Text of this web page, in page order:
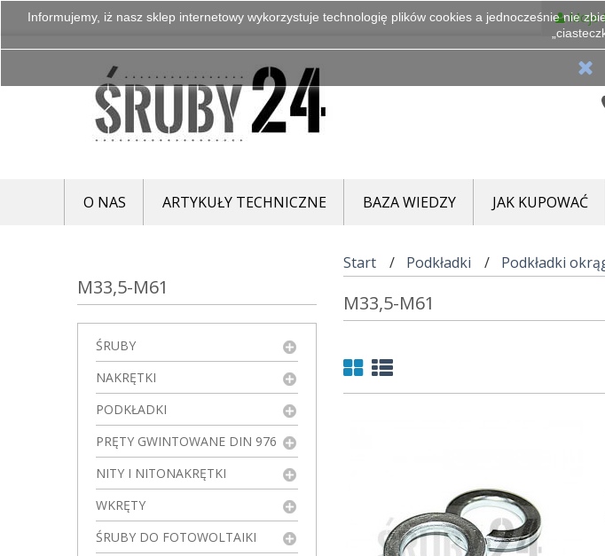
Moje
O NAS ARTYKUŁY TECHNICZNE BAZA WIEDZY JAK KUPOWAĆ
M33,5-M61
ŚRUBY
NAKRĘTKI
PODKŁADKI
PRĘTY GWINTOWANE DIN 976
NITY I NITONAKRĘTKI
WKRĘTY
ŚRUBY DO FOTOWOLTAIKI
Start Podkładki Podkładki
M33,5-M61
Informujemy, iż nasz sklep internetowy wykorzystuje technologię plików cookies a jednocześnie nie